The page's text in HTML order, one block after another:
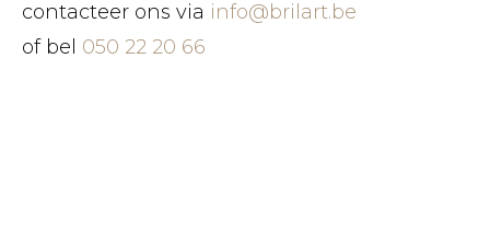
contacteer ons via info@brilart.be
of bel 050 22 20 66